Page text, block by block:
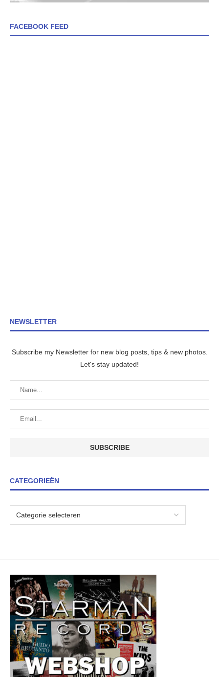
FACEBOOK FEED
NEWSLETTER
Subscribe my Newsletter for new blog posts, tips & new photos.
Let's stay updated!
CATEGORIEËN